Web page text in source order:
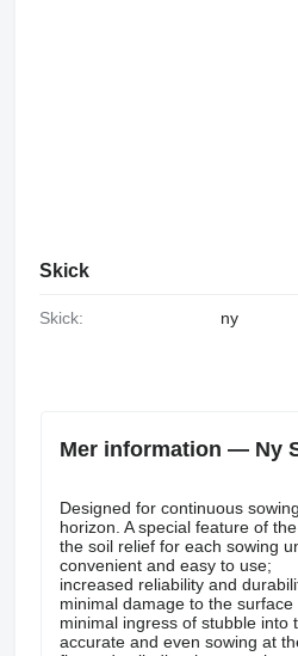
Skick
Skick: ny
Mer information — Ny
Designed for continuous
horizon. A special feature of
the soil relief for each sowing
convenient and easy to use;
increased reliability and
minimal damage to the
minimal ingress of stubble into
accurate and even sowing at